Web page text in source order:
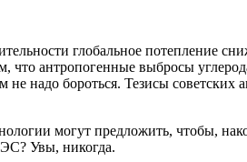
глобальное потепление
антропогенные выбросы
не надо бороться. Тезисы
могут предложить, чтобы,
Увы, никогда.